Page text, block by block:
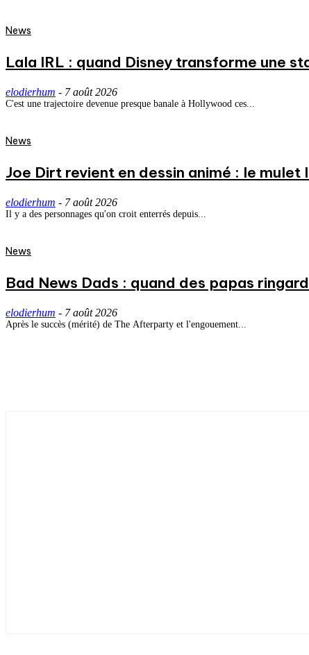
News
Lala IRL : quand Disney transforme une
elodierhum - 7 août 2026
C'est une trajectoire devenue presque banale à Hollywood ces...
News
Joe Dirt revient en dessin animé : le
elodierhum - 7 août 2026
Il y a des personnages qu'on croit enterrés depuis...
News
Bad News Dads : quand des papas
elodierhum - 7 août 2026
Après le succès (mérité) de The Afterparty et l'engouement...